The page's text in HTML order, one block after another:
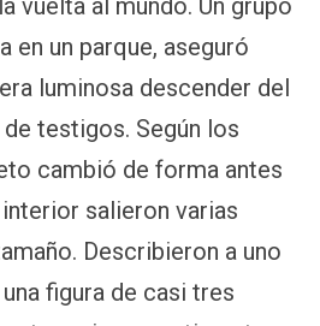
vuelta al mundo. Un grupo
en un parque, aseguró
luminosa descender del
testigos. Según los
cambió de forma antes
salieron varias
Describieron a uno
figura de casi tres